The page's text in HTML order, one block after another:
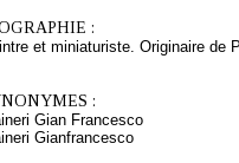
:
et miniaturiste. Originaire de
:
Gian Francesco
Gianfrancesco